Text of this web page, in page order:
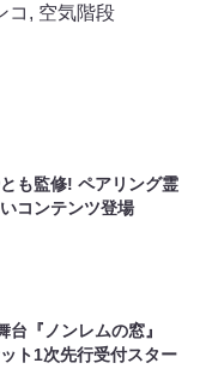
コ , 空気階段
も監修! ペアリング霊
コンテンツ登場
『ノンレムの窓』
ト1次先行受付スター